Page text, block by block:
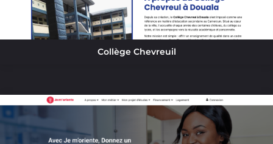
Collège Chevreuil